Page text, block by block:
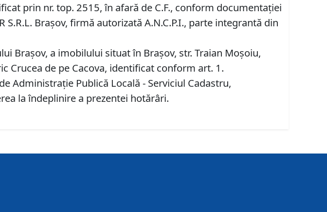
prin nr. top. 2515, în afară de C.F., conform documentației
Brașov, firmă autorizată A.N.C.P.I., parte integrantă din
Braşov, a imobilului situat în Brașov, str. Traian Moșoiu,
Crucea de pe Cacova, identificat conform art. 1.
Administrație Publică Locală - Serviciul Cadastru,
la îndeplinire a prezentei hotărâri.